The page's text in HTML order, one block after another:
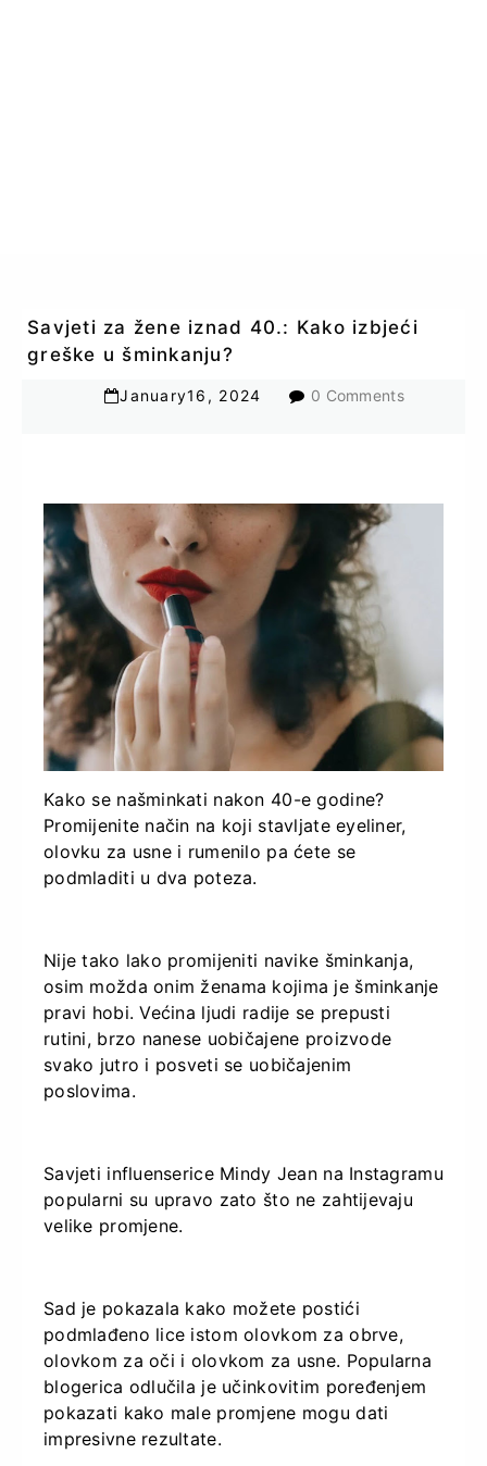
Savjeti za žene iznad 40.: Kako izbjeći
greške u šminkanju?
January16 , 2024 0 Comments
Kako se našminkati nakon 40-e godine?
Promijenite način na koji stavljate eyeliner,
olovku za usne i rumenilo pa ćete se
podmladiti u dva poteza.
Nije tako lako promijeniti navike šminkanja,
osim možda onim ženama kojima je šminkanje
pravi hobi. Većina ljudi radije se prepusti
rutini, brzo nanese uobičajene proizvode
svako jutro i posveti se uobičajenim
poslovima.
Savjeti influenserice Mindy Jean na Instagramu
popularni su upravo zato što ne zahtijevaju
velike promjene.
Sad je pokazala kako možete postići
podmlađeno lice istom olovkom za obrve,
olovkom za oči i olovkom za usne. Popularna
blogerica odlučila je učinkovitim poređenjem
pokazati kako male promjene mogu dati
impresivne rezultate.